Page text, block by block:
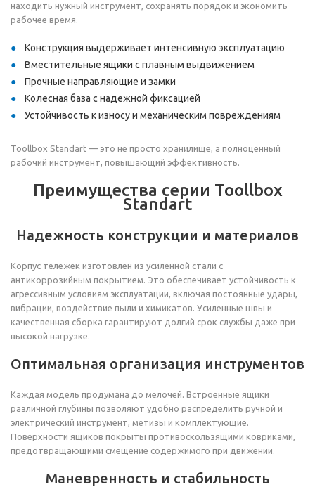
находить нужный инструмент, сохранять порядок и экономить
рабочее время.
Конструкция выдерживает интенсивную эксплуатацию
Вместительные ящики с плавным выдвижением
Прочные направляющие и замки
Колесная база с надежной фиксацией
Устойчивость к износу и механическим повреждениям
Toollbox Standart — это не просто хранилище, а полноценный
рабочий инструмент, повышающий эффективность.
Преимущества серии Toollbox
Standart
Надежность конструкции и материалов
Корпус тележек изготовлен из усиленной стали с
антикоррозийным покрытием. Это обеспечивает устойчивость к
агрессивным условиям эксплуатации, включая постоянные удары,
вибрации, воздействие пыли и химикатов. Усиленные швы и
качественная сборка гарантируют долгий срок службы даже при
высокой нагрузке.
Оптимальная организация инструментов
Каждая модель продумана до мелочей. Встроенные ящики
различной глубины позволяют удобно распределить ручной и
электрический инструмент, метизы и комплектующие.
Поверхности ящиков покрыты противоскользящими ковриками,
предотвращающими смещение содержимого при движении.
Маневренность и стабильность